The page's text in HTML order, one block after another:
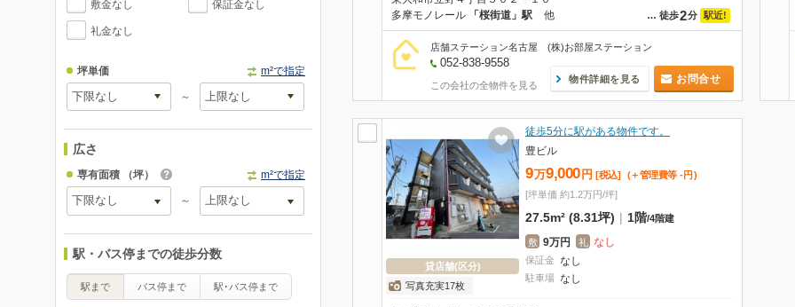
敷金なし 保証金なし
礼金なし
坪単価 m²で指定
～
広さ
専有面積 （坪） m²で指定
～
駅・バス停までの徒歩分数
駅まで バス停まで 駅･バス停まで
… 徒歩2分 駅近!
多摩モノレール 「桜街道」駅 他
店舗ステーション名古屋 (株)お部屋ステーション
052-838-9558
この会社の全物件を見る
物件詳細を見る お問合せ
貸店舗(区分)
写真充実17枚
徒歩5分に駅がある物件です。
豊ビル
9万9,000 円 [税込] (＋管理費等 - 円 )
[坪単価 約1.2万円/坪]
27.5m² (8.31坪) | 1階/4階建
敷 9万円 礼 なし
保証金 なし
駐車場 なし